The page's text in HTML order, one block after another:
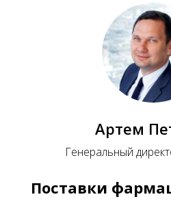
Артем
Генеральный
Поставки